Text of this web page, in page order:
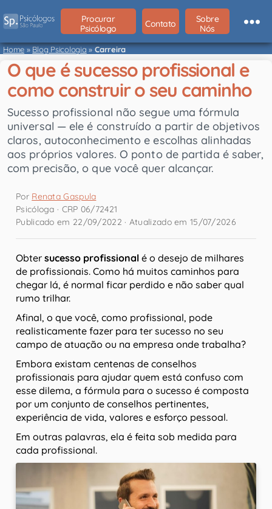
Procurar
Psicólogo
Contato
Sobre
Nós
Home»Blog Psicologia»Carreira
O que é sucesso profissional e
como construir o seu caminho
Sucesso profissional não segue uma fórmula
universal — ele é construído a partir de objetivos
claros, autoconhecimento e escolhas alinhadas
aos próprios valores. O ponto de partida é saber,
com precisão, o que você quer alcançar.
Por Renata Gaspula
Psicóloga · CRP 06/72421
Publicado em 22/09/2022 · Atualizado em 15/07/2026
Obter sucesso profissional é o desejo de milhares
de profissionais. Como há muitos caminhos para
chegar lá, é normal ficar perdido e não saber qual
rumo trilhar.
Afinal, o que você, como profissional, pode
realisticamente fazer para ter sucesso no seu
campo de atuação ou na empresa onde trabalha?
Embora existam centenas de conselhos
profissionais para ajudar quem está confuso com
esse dilema, a fórmula para o sucesso é composta
por um conjunto de conselhos pertinentes,
experiência de vida, valores e esforço pessoal.
Em outras palavras, ela é feita sob medida para
cada profissional.